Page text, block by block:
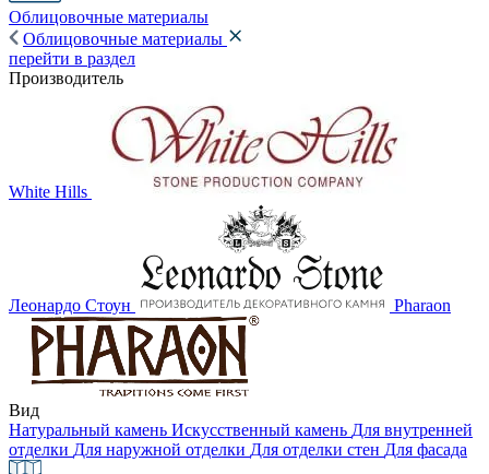
Облицовочные материалы
Облицовочные материалы
перейти в раздел
Производитель
White Hills
Леонардо Стоун Pharaon
Вид
Натуральный камень Искусственный камень Для внутренней
отделки Для наружной отделки Для отделки стен Для фасада